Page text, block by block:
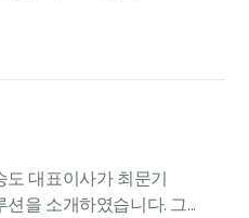
대표이사가 최문기
을 소개하였습니다. 그...